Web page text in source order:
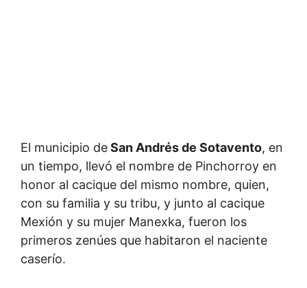
El municipio deSan Andrés de Sotavento, en
un tiempo, llevó el nombre de Pinchorroy en
honor al cacique del mismo nombre, quien,
con su familia y su tribu, y junto al cacique
Mexión y su mujer Manexka, fueron los
primeros zenúes que habitaron el naciente
caserío.